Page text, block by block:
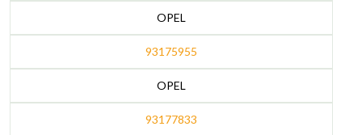
OPEL
93175955
OPEL
93177833